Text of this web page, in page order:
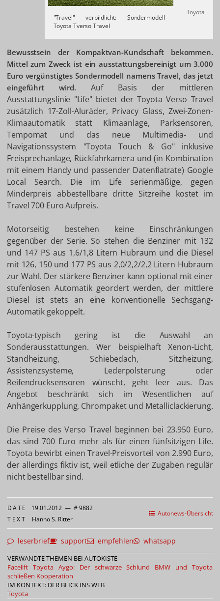
Toyota
"Travel" verbildlicht: Sondermodell
Toyota Tverso Travel
Bewusstsein der Kompaktvan-Kundschaft bekommen.
Mittel zum Zweck ist ein ausstattungsbereinigt um 3.000
Euro vergünstigtes Sondermodell namens Travel, das jetzt
eingeführt wird.Auf Basis der mittleren
Ausstattungslinie "Life" bietet der Toyota Verso Travel
zusätzlich 17-Zoll-Aluräder, Privacy Glass, Zwei-Zonen-
Klimaautomatik statt Klimaanlage, Parksensoren,
Tempomat und das neue Multimedia- und
Navigationssystem "Toyota Touch & Go" inklusive
Freisprechanlage, Rückfahrkamera und (in Kombination
mit einem Handy und passender Datenflatrate) Google
Local Search. Die im Life serienmäßige, gegen
Minderpreis abbestellbare dritte Sitzreihe kostet im
Travel 700 Euro Aufpreis.
Motorseitig bestehen keine Einschränkungen
gegenüber der Serie. So stehen die Benziner mit 132
und 147 PS aus 1,6/1,8 Litern Hubraum und die Diesel
mit 126, 150 und 177 PS aus 2,0/2,2/2,2 Litern Hubraum
zur Wahl. Der stärkere Benziner kann optional mit einer
stufenlosen Automatik geordert werden, der mittlere
Diesel ist stets an eine konventionelle Sechsgang-
Automatik gekoppelt.
Toyota-typisch gering ist die Auswahl an
Sonderausstattungen. Wer beispielhaft Xenon-Licht,
Standheizung, Schiebedach, Sitzheizung,
Assistenzsysteme, Lederpolsterung oder
Reifendrucksensoren wünscht, geht leer aus. Das
Angebot beschränkt sich im Wesentlichen auf
Anhängerkupplung, Chrompaket und Metalliclackierung.
Die Preise des Verso Travel beginnen bei 23.950 Euro,
das sind 700 Euro mehr als für einen fünfsitzigen Life.
Toyota bewirbt einen Travel-Preisvorteil von 2.990 Euro,
der allerdings fiktiv ist, weil etliche der Zugaben regulär
nicht bestellbar sind.
Autonews-Übersicht
DATE 19.01.2012 — # 9882
TEXT Hanno S. Ritter
leserbrief support empfehlen whatsapp
VERWANDTE THEMEN BEI AUTOKISTE
Facelift Toyota Aygo: Der schwarze Schlund
BMW und Toyota
schließen Kooperation
IM KONTEXT: DER BLICK INS WEB
Toyota